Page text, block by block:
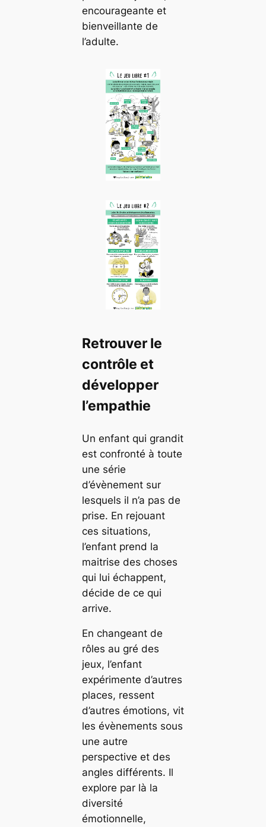
encourageante et
bienveillante de
l’adulte.
Retrouver le
contrôle et
développer
l’empathie
Un enfant qui grandit
est confronté à toute
une série
d’évènement sur
lesquels il n’a pas de
prise. En rejouant
ces situations,
l’enfant prend la
maitrise des choses
qui lui échappent,
décide de ce qui
arrive.
En changeant de
rôles au gré des
jeux, l’enfant
expérimente d’autres
places, ressent
d’autres émotions, vit
les évènements sous
une autre
perspective et des
angles différents. Il
explore par là la
diversité
émotionnelle,